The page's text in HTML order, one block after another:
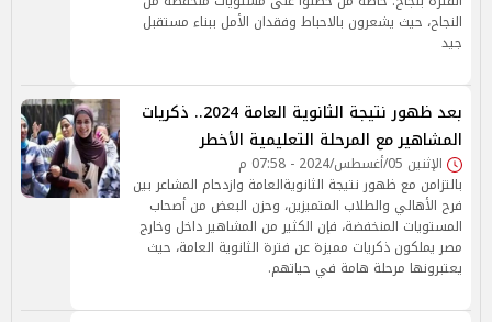
النجاح، حيث يشعرون بالاحباط وفقدان الأمل ببناء مستقبل
جيد
بعد ظهور نتيجة الثانوية العامة 2024.. ذكريات
المشاهير مع المرحلة التعليمية الأخطر
الإثنين 05/أغسطس/2024 - 07:58 م
بالتزامن مع ظهور نتيجة الثانويةالعامة وازدحام المشاعر بين
فرح الأهالي والطلاب المتميزين، وحزن البعض من أصحاب
المستويات المنخفضة، فإن الكثير من المشاهير داخل وخارج
مصر يملكون ذكريات مميزة عن فترة الثانوية العامة، حيث
يعتبرونها مرحلة هامة في حياتهم.